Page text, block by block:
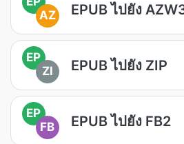
AZ
EPUB ไปยัง
EP
ZI
EPUB ไปยัง ZIP
EP
FB
EPUB ไปยัง FB2